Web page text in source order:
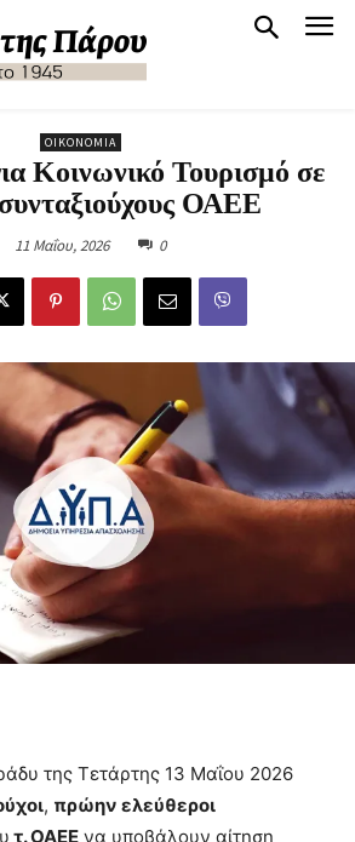
ΟΙΚΟΝΟΜΊΑ
Κοινωνικό Τουρισμό σε
ΟΑΕΕ
11 Μαΐου, 2026 0
της Τετάρτης 13 Μαΐου 2026
, πρώην ελεύθεροι
τ. ΟΑΕΕ να υποβάλουν αίτηση